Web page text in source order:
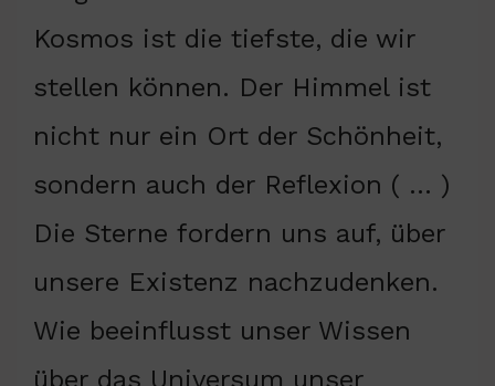
Kosmos ist die tiefste, die wir
stellen können. Der Himmel ist
nicht nur ein Ort der Schönheit,
sondern auch der Reflexion ( … )
Die Sterne fordern uns auf, über
unsere Existenz nachzudenken.
Wie beeinflusst unser Wissen
über das Universum unser